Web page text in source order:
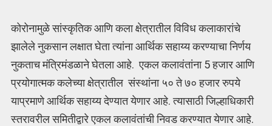
कोरोनामुळे सांस्कृतिक आणि कला क्षेत्रातील विविध कलाकारांचे
झालेले नुकसान लक्षात घेता त्यांना आर्थिक सहाय्य करण्याचा निर्णय
नुकताच मंत्रिमंडळाने घेतला आहे. एकल कलावंतांना 5 हजार आणि
प्रयोगात्मक कलेच्या क्षेत्रातील संस्थांना ५० ते ७० हजार रुपये
याप्रमाणे आर्थिक सहाय्य देण्यात येणार आहे. त्यासाठी जिल्हाधिकारी
स्तरावरील समितीद्वारे एकल कलावंतांची निवड करण्यात येणार आहे.